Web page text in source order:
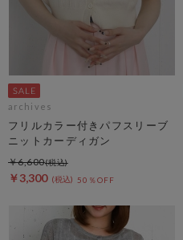
archives
フリルカラー付きパフスリーブ
ニットカーディガン
￥3,300 50％OFF
￥6,600